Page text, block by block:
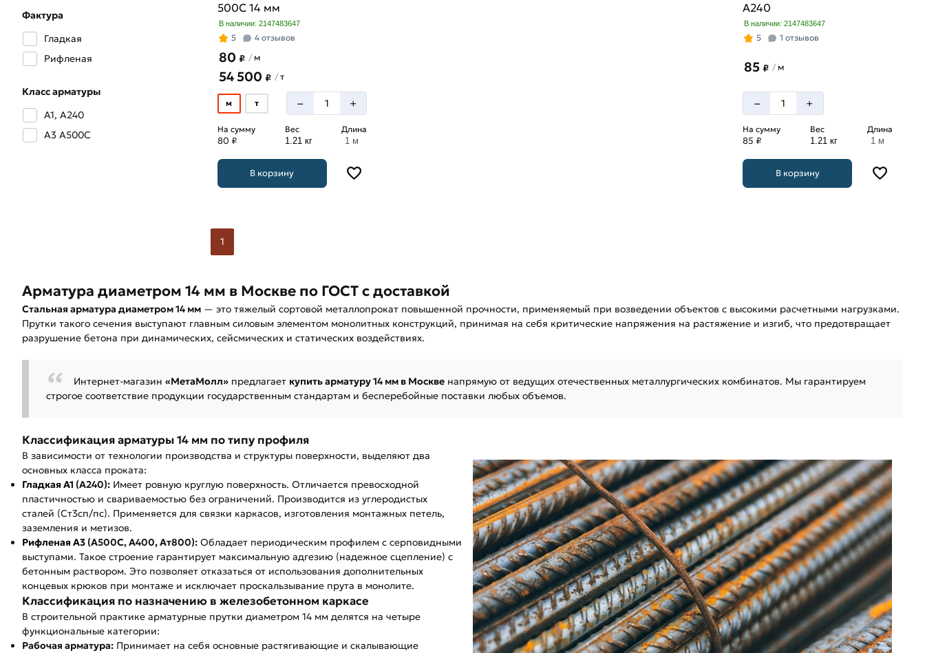
Фактура
Гладкая
Рифленая
Класс арматуры
А1, А240
А3 А500С
500С 14 мм
В наличии: 2147483647
5 4 отзывов
80 ₽ /м
54 500 ₽ /т
м т – +
На сумму
80 ₽
Вес
1.21 кг
Длина
1 м
В корзину
A240
В наличии: 2147483647
5 1 отзывов
85₽ / м
– +
На сумму
85 ₽
Вес
1.21 кг
Длина
1 м
В корзину
1
Арматура диаметром 14 мм в Москве по ГОСТ с доставкой
Стальная арматура диаметром 14 мм — это тяжелый сортовой металлопрокат повышенной прочности, применяемый при возведении объектов с высокими расчетными нагрузками.
Прутки такого сечения выступают главным силовым элементом монолитных конструкций, принимая на себя критические напряжения на растяжение и изгиб, что предотвращает
разрушение бетона при динамических, сейсмических и статических воздействиях.
Интернет-магазин «МетаМолл» предлагает купить арматуру 14 мм в Москве напрямую от ведущих отечественных металлургических комбинатов. Мы гарантируем
строгое соответствие продукции государственным стандартам и бесперебойные поставки любых объемов.
Классификация арматуры 14 мм по типу профиля
В зависимости от технологии производства и структуры поверхности, выделяют два
основных класса проката:
Гладкая А1 (А240): Имеет ровную круглую поверхность. Отличается превосходной
пластичностью и свариваемостью без ограничений. Производится из углеродистых
сталей (Ст3сп/пс). Применяется для связки каркасов, изготовления монтажных петель,
заземления и метизов.
Рифленая А3 (А500С, А400, Ат800): Обладает периодическим профилем с серповидными
выступами. Такое строение гарантирует максимальную адгезию (надежное сцепление) с
бетонным раствором. Это позволяет отказаться от использования дополнительных
концевых крюков при монтаже и исключает проскальзывание прута в монолите.
Классификация по назначению в железобетонном каркасе
В строительной практике арматурные прутки диаметром 14 мм делятся на четыре
функциональные категории:
Рабочая арматура: Принимает на себя основные растягивающие и скалывающие